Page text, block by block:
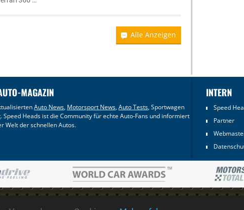
Alle Anzeigen
MAGAZIN
Auto News, Motorsport News,Auto Tests, Sportwagen
. Speed Heads ist die Community für echte Auto-Fans und informiert
Welt der schnellen Autos.
INTERN
Speed
Partner